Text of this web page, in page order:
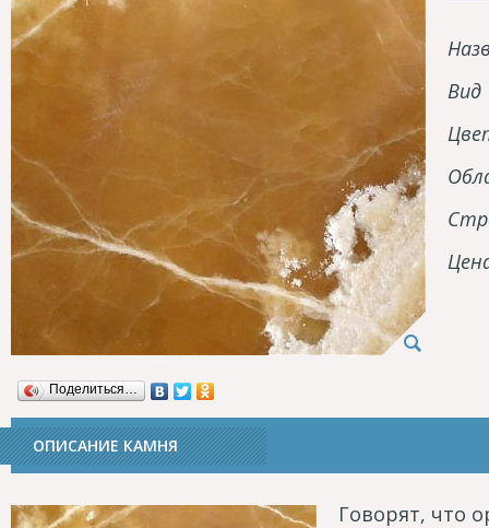
Вид
Поделиться…
ОПИСАНИЕ КАМНЯ
Говорят, что